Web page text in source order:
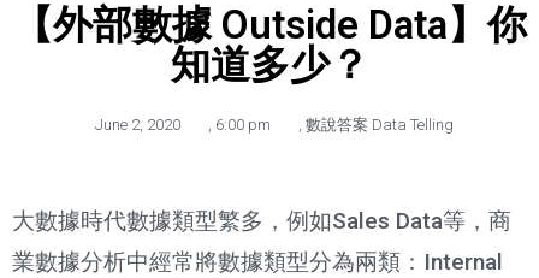
【外部數據 Outside Data】你
知道多少？
June 2, 2020 , 6:00 pm , 數說答案 Data Telling
大數據時代數據類型繁多，例如Sales Data等，商
業數據分析中經常將數據類型分為兩類：Internal